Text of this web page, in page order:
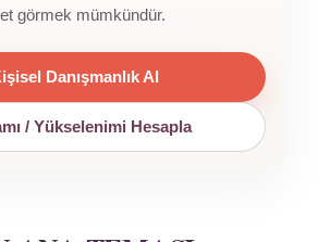
görmek mümkündür.
Danışmanlık Al
/ Yükselenimi Hesapla